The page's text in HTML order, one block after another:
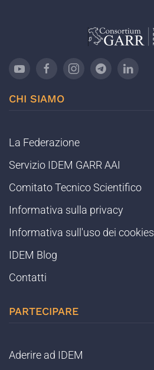
CHI SIAMO
La Federazione
Servizio IDEM GARR AAI
Comitato Tecnico Scientifico
Informativa sulla privacy
Informativa sull'uso dei cookies
IDEM Blog
Contatti
PARTECIPARE
Aderire ad IDEM